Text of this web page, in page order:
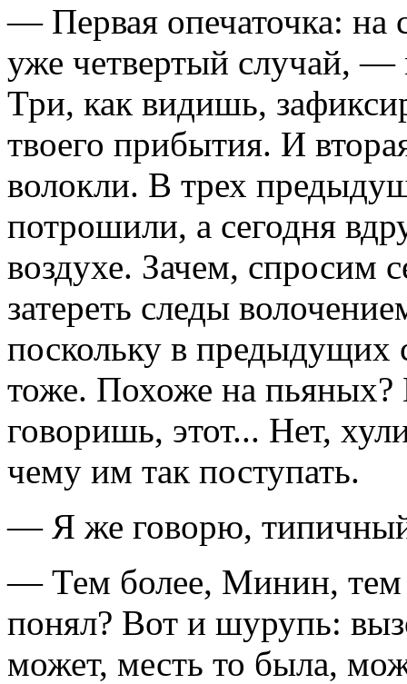
— Первая опечаточка:
уже четвертый случай,
Три, как видишь,
твоего прибытия. И
волокли. В трех
потрошили, а сегодня
воздухе. Зачем, спросим
затереть следы
поскольку в предыдущих
тоже. Похоже на пьяных?
говоришь, этот... Нет,
чему им так поступать.
— Я же говорю,
— Тем более, Минин, тем
понял? Вот и шурупь:
может, месть то была,